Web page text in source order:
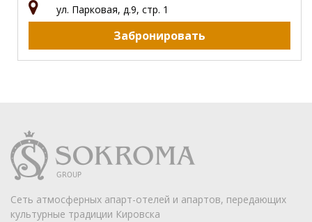
ул. Парковая, д.9, стр. 1
Забронировать
Сеть атмосферных апарт-отелей и апартов, передающих
культурные традиции Кировска